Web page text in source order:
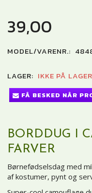
39,00
MODEL/VARENR.:
LAGER: IKKE PÅ LAGER
FÅ BESKED NÅR
BORDDUG I
FARVER
Børnefødselsdag med
af kostumer, pynt og